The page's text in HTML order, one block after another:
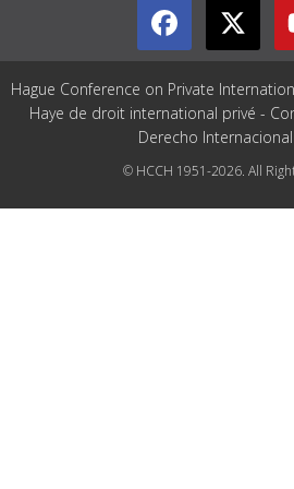
Hague Conference on Private
Haye de droit international privé -
Derecho
© HCCH 1951-2026. All